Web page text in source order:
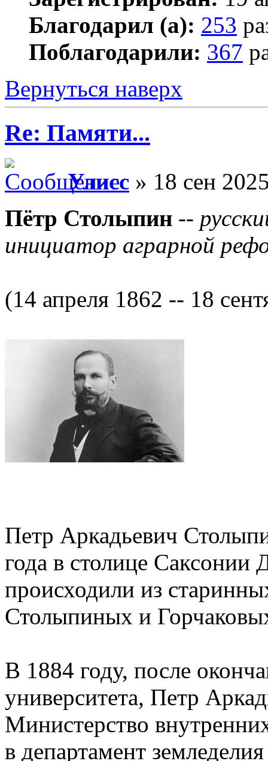
Благодарил (а): 253
Поблагодарили: 367
Вернуться наверх
Re: Памяти...
Улисс » 18 сен
Пётр Столыпин --
инициатор аграрной
(14 апреля 1862 -- 18
Петр Аркадьевич
года в столице Саксонии
происходили из
Столыпиных и
В 1884 году, после
университета, Петр
Министерство
в департамент